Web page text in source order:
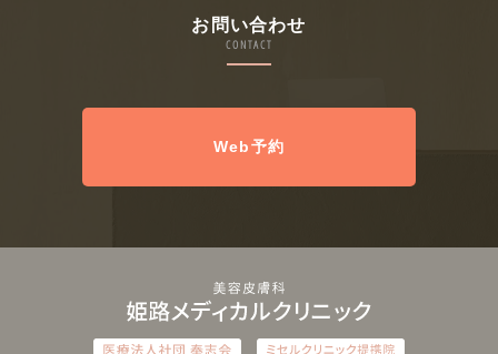
お問い合わせ
CONTACT
Web予約